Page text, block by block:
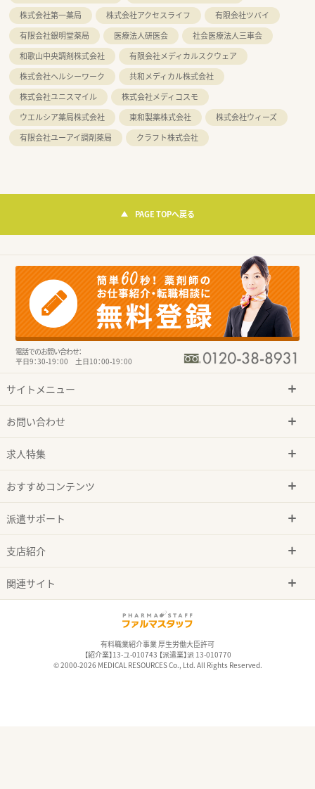
株式会社第一薬局
株式会社アクセスライフ
有限会社ツバイ
有限会社銀明堂薬局
医療法人研医会
社会医療法人三車会
和歌山中央調剤株式会社
有限会社メディカルスクウェア
株式会社ヘルシーワーク
共和メディカル株式会社
株式会社ユニスマイル
株式会社メディコスモ
ウエルシア薬局株式会社
東和製薬株式会社
株式会社ウィーズ
有限会社ユーアイ調剤薬局
クラフト株式会社
PAGE TOPへ戻る
電話でのお問い合わせ：
平日9：30-19：00 土日10：00-19：00
サイトメニュー
お問い合わせ
求人特集
おすすめコンテンツ
派遣サポート
支店紹介
関連サイト
有料職業紹介事業 厚生労働大臣許可
【紹介業】13-ユ-010743 【派遣業】派 13-010770
© 2000-2026 MEDICAL RESOURCES Co., Ltd. All Rights Reserved.